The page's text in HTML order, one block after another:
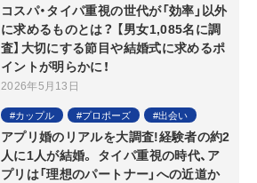
コスパ・タイパ重視の世代が「効率」以外
に求めるものとは？ 【男女1,085名に調
査】大切にする節目や結婚式に求めるポ
イントが明らかに！
2026年5月13日
カップル プロポーズ 出会い
アプリ婚のリアルを大調査!経験者の約2
人に1人が結婚。 タイパ重視の時代、ア
プリは「理想のパートナー」への近道か